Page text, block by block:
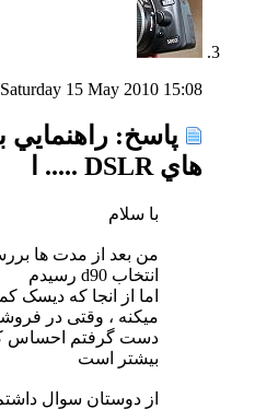
Saturday 15 May 2010 15:08
پاسخ: راهنمايي
هاي DSLR ..... ا
با سلام
من بعد از مدت ها
انتخاب d90 رسیدم
اما از انجا که دیسک
بیشتر است